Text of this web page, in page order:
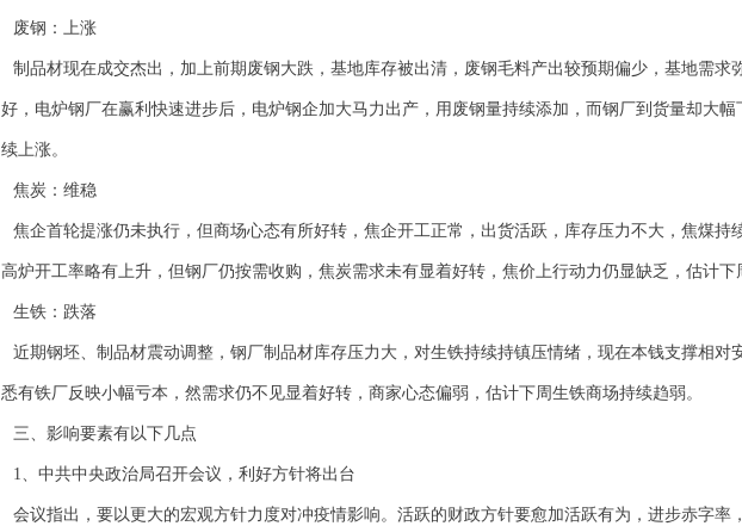
废钢：上涨
制品材现在成交杰出，加上前期废钢大跌，基地库存被出清，废钢毛料产出较预期偏少，基地需
好，电炉钢厂在赢利快速进步后，电炉钢企加大马力出产，用废钢量持续添加，而钢厂到货量却大幅
续上涨。
焦炭：维稳
焦企首轮提涨仍未执行，但商场心态有所好转，焦企开工正常，出货活跃，库存压力不大，焦煤持
高炉开工率略有上升，但钢厂仍按需收购，焦炭需求未有显着好转，焦价上行动力仍显缺乏，估计下
生铁：跌落
近期钢坯、制品材震动调整，钢厂制品材库存压力大，对生铁持续持镇压情绪，现在本钱支撑相
悉有铁厂反映小幅亏本，然需求仍不见显着好转，商家心态偏弱，估计下周生铁商场持续趋弱。
三、影响要素有以下几点
1、中共中央政治局召开会议，利好方针将出台
会议指出，要以更大的宏观方针力度对冲疫情影响。活跃的财政方针要愈加活跃有为，进步赤字